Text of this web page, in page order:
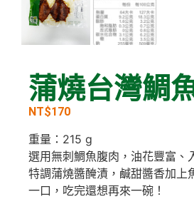
蒲燒台灣鯛
NT$170
重量：215 g
選用無刺鯛魚腹肉，油花豐富、
特調蒲燒醬醃漬，鹹甜醬香加上
一口，吃完還想再來一碗！